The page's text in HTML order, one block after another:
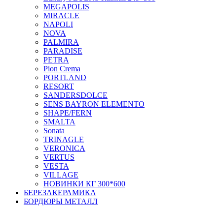
MEGAPOLIS
MIRACLE
NAPOLI
NOVA
PALMIRA
PARADISE
PETRA
Pion Crema
PORTLAND
RESORT
SANDERSDOLCE
SENS BAYRON ELEMENTO
SHAPE/FERN
SMALTA
Sonata
TRINAGLE
VERONICA
VERTUS
VESTA
VILLAGE
НОВИНКИ КГ 300*600
БЕРЕЗАКЕРАМИКА
БОРДЮРЫ МЕТАЛЛ